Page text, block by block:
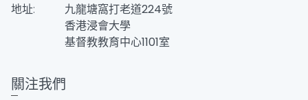
地址:
九龍塘窩打老道224號
香港浸會大學
​基督教教育中心1101室
關注我們